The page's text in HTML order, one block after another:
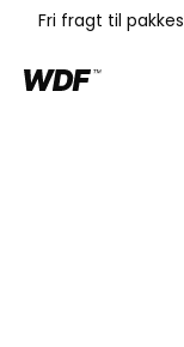
Fri fragt til